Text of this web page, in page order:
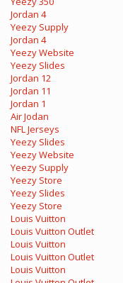
Jordan 4
Yeezy Supply
Jordan 4
Yeezy Website
Yeezy Slides
Jordan 12
Jordan 11
Jordan 1
Air Jodan
NFL Jerseys
Yeezy Slides
Yeezy Website
Yeezy Supply
Yeezy Store
Yeezy Slides
Yeezy Store
Louis Vuitton
Louis Vuitton Outlet
Louis Vuitton
Louis Vuitton Outlet
Louis Vuitton